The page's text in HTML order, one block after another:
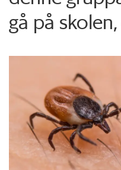
gå på